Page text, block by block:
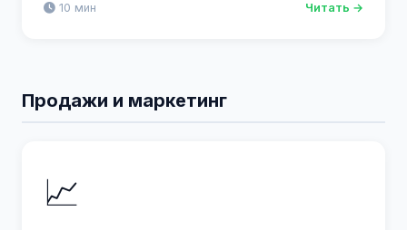
10 мин Читать →
Продажи и маркетинг
📈